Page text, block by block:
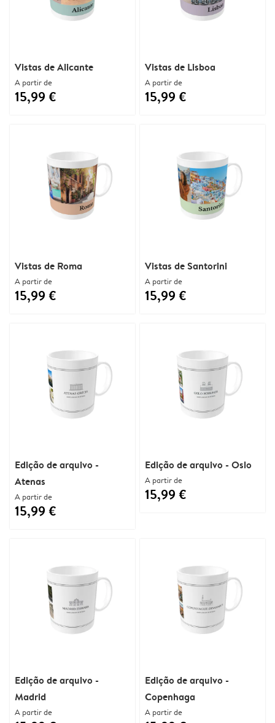
Vistas de Alicante
A partir de
15,99 €
Vistas de Lisboa
A partir de
15,99 €
Vistas de Roma
A partir de
15,99 €
Vistas de Santorini
A partir de
15,99 €
Edição de arquivo -
Atenas
A partir de
15,99 €
Edição de arquivo - Oslo
A partir de
15,99 €
Edição de arquivo -
Madrid
A partir de
Edição de arquivo -
Copenhaga
A partir de